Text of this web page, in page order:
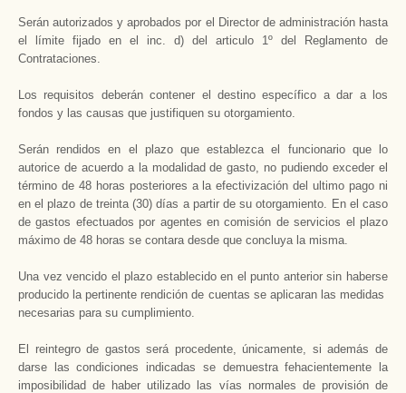
Serán autorizados y aprobados por el Director de administración hasta
el límite fijado en el inc. d) del articulo 1º del Reglamento de
Contrataciones.
Los requisitos deberán contener el destino específico a dar a los
fondos y las causas que justifiquen su otorgamiento.
Serán rendidos en el plazo que establezca el funcionario que lo
autorice de acuerdo a la modalidad de gasto, no pudiendo exceder el
término de 48 horas posteriores a la efectivización del ultimo pago ni
en el plazo de treinta (30) días a partir de su otorgamiento. En el caso
de gastos efectuados por agentes en comisión de servicios el plazo
máximo de 48 horas se contara desde que concluya la misma.
Una vez vencido el plazo establecido en el punto anterior sin haberse
producido la pertinente rendición de cuentas se aplicaran las medidas
necesarias para su cumplimiento.
El reintegro de gastos será procedente, únicamente, si además de
darse las condiciones indicadas se demuestra fehacientemente la
imposibilidad de haber utilizado las vías normales de provisión de